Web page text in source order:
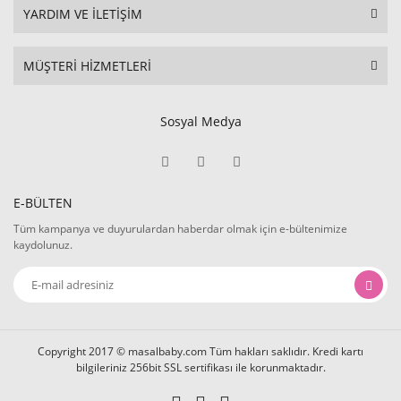
YARDIM VE İLETİŞİM
MÜŞTERİ HİZMETLERİ
Sosyal Medya
E-BÜLTEN
Tüm kampanya ve duyurulardan haberdar olmak için e-bültenimize
kaydolunuz.
Copyright 2017 © masalbaby.com Tüm hakları saklıdır. Kredi kartı
bilgileriniz 256bit SSL sertifikası ile korunmaktadır.